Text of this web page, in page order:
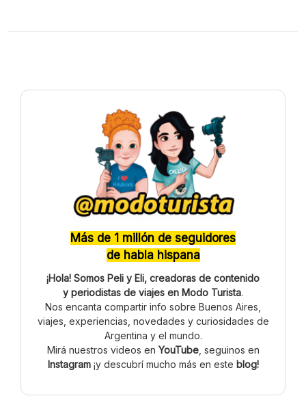
Más de 1 millón de seguidores
de habla hispana
¡Hola! Somos Peli y Eli, creadoras de contenido
y periodistas de viajes en Modo Turista.
Nos encanta compartir info sobre Buenos Aires,
viajes, experiencias, novedades y curiosidades de
Argentina y el mundo.
Mirá nuestros videos en YouTube, seguinos en
Instagram¡y descubrí mucho más en este blog!